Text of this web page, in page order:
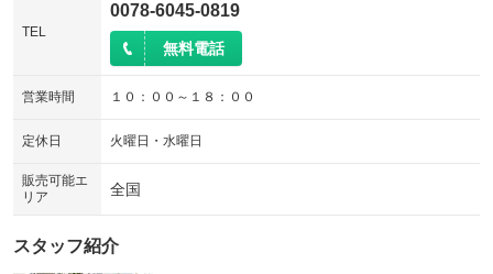
TEL
0078-6045-0819
無料電話
営業時間 １０：００～１８：００
定休日 火曜日・水曜日
販売可能エ
リア
全国
スタッフ紹介